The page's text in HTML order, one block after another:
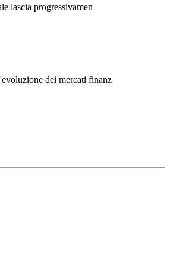
lascia progressivamen
dei mercati finanz